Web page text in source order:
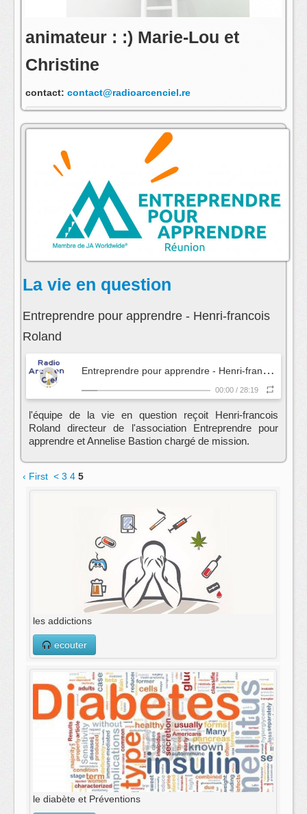
animateur : :) Marie-Lou et
Christine
contact: contact@radioarcenciel.re
s'abonner au fil rss de cette emission:
La vie en question
Entreprendre pour apprendre - Henri-francois
Roland
E
ntreprendre pour apprendre - Henri-francois Roland
00:00 / 28:19
l'équipe de la vie en question reçoit Henri-francois
Roland directeur de l'association Entreprendre pour
apprendre et Annelise Bastion chargé de mission.
‹ First < 3 4 5
les addictions
ecouter
le diabète et Préventions